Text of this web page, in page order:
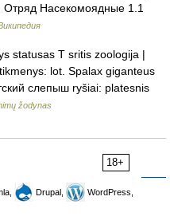
Отряд Насекомоядные 1.1
statusas T sritis zoologija |
lot. Spalax giganteus
слепыш ryšiai: platesnis
žodynas
18+
Drupal,
WordPress,